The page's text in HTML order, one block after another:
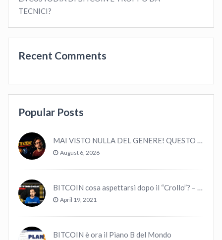
TECNICI?
Recent Comments
Popular Posts
MAI VISTO NULLA DEL GENERE! QUESTO E’ MANCATO ALL’ULTIMO BULL MARKET! VOLATILITA’ E MACRO!
August 6, 2026
BITCOIN cosa aspettarsi dopo il “Crollo”? – CryptoMonday NEWS w16/’21
April 19, 2021
BITCOIN è ora il Piano B del Mondo